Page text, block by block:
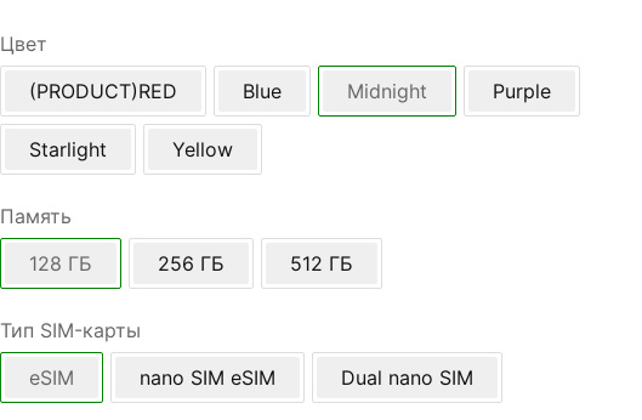
Цвет
(PRODUCT)RED
Blue Midnight Purple
Starlight Yellow
Память
128 ГБ
256 ГБ 512 ГБ
Тип SIM-карты
eSIM
nano SIM eSIM Dual nano SIM